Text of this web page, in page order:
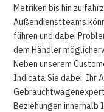
Metriken bis hin zu
Außendienstteams
führen und dabei
dem Händler
Neben unserem
Indicata Sie dabei, Ihr
Beziehungen